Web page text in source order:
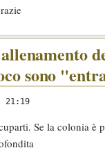
sono
21:19
Se la colonia